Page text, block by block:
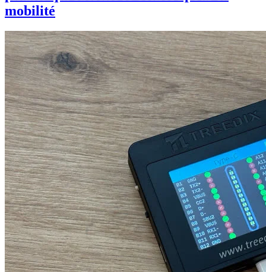
mobilité